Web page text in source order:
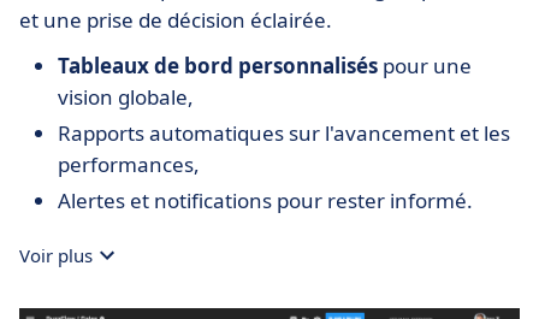
et une prise de décision éclairée.
Tableaux de bord personnalisés pour une
vision globale,
Rapports automatiques sur l'avancement et les
performances,
Alertes et notifications pour rester informé.
Voir plus